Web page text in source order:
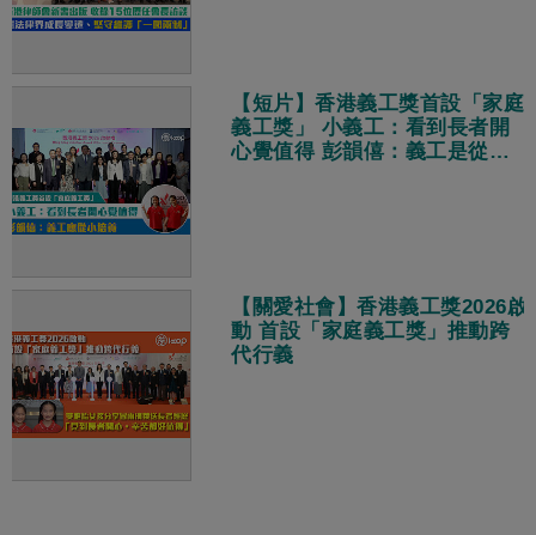
【短片】香港義工獎首設「家庭
義工獎」 小義工：看到長者開
心覺值得 彭韻僖：義工是從小
【關愛社會】香港義工獎2026啟
動 首設「家庭義工獎」推動跨
代行義